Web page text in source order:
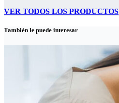
VER TODOS LOS PRODUCTOS
También le puede interesar